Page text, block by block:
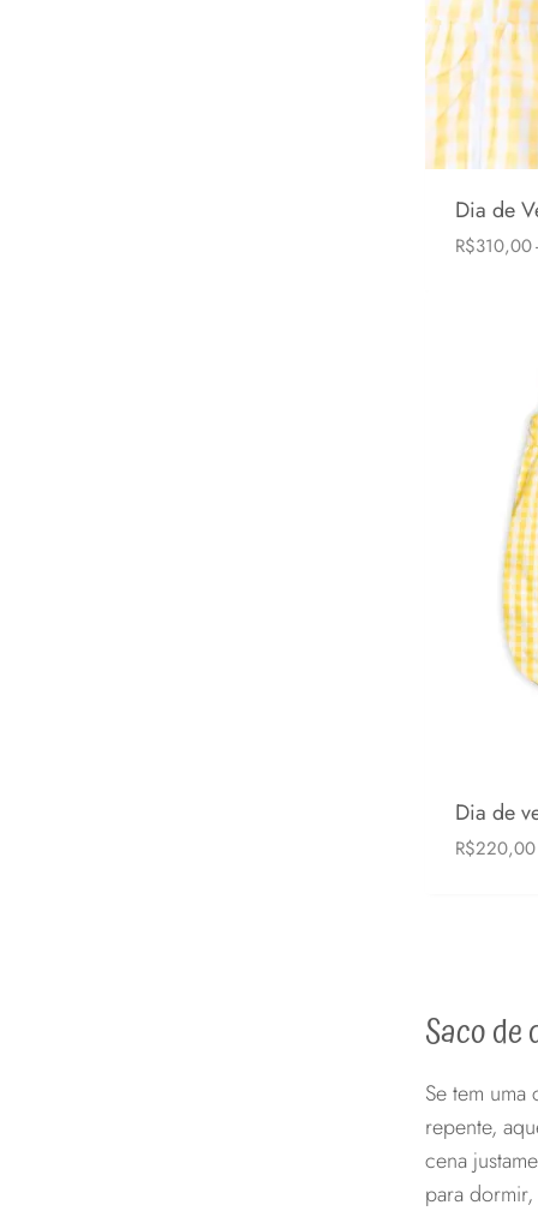
Dia de
R$310,00
6-24
Dia de
R$220,00
0-6 meses
Saco
Se tem
repente,
cena
para